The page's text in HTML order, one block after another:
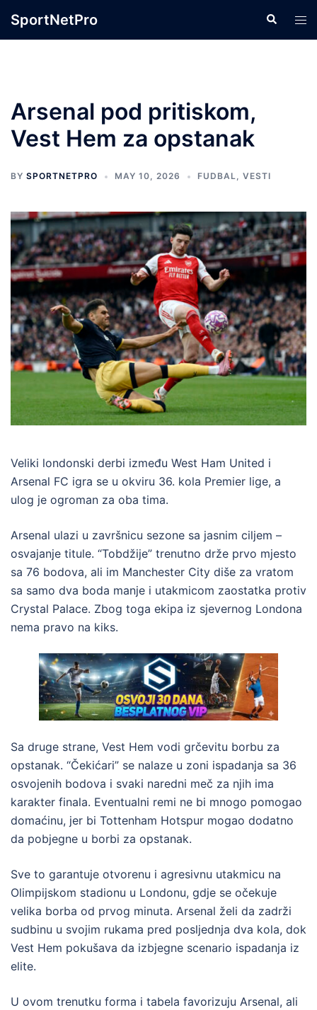
SportNetPro Search
Arsenal pod pritiskom,
Vest Hem za opstanak
BY SPORTNETPRO MAY 10, 2026 FUDBAL, VESTI
Veliki londonski derbi između West Ham United i
Arsenal FC igra se u okviru 36. kola Premier lige, a
ulog je ogroman za oba tima.
Arsenal ulazi u završnicu sezone sa jasnim ciljem –
osvajanje titule. “Tobdžije” trenutno drže prvo mjesto
sa 76 bodova, ali im Manchester City diše za vratom
sa samo dva boda manje i utakmicom zaostatka protiv
Crystal Palace. Zbog toga ekipa iz sjevernog Londona
nema pravo na kiks.
Sa druge strane, Vest Hem vodi grčevitu borbu za
opstanak. “Čekićari” se nalaze u zoni ispadanja sa 36
osvojenih bodova i svaki naredni meč za njih ima
karakter finala. Eventualni remi ne bi mnogo pomogao
domaćinu, jer bi Tottenham Hotspur mogao dodatno
da pobjegne u borbi za opstanak.
Sve to garantuje otvorenu i agresivnu utakmicu na
Olimpijskom stadionu u Londonu, gdje se očekuje
velika borba od prvog minuta. Arsenal želi da zadrži
sudbinu u svojim rukama pred posljednja dva kola, dok
Vest Hem pokušava da izbjegne scenario ispadanja iz
elite.
U ovom trenutku forma i tabela favorizuju Arsenal, ali